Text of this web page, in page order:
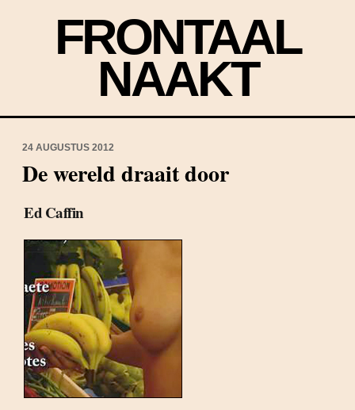
FRONTAAL
NAAKT
24 AUGUSTUS 2012
De wereld draait door
Ed Caffin